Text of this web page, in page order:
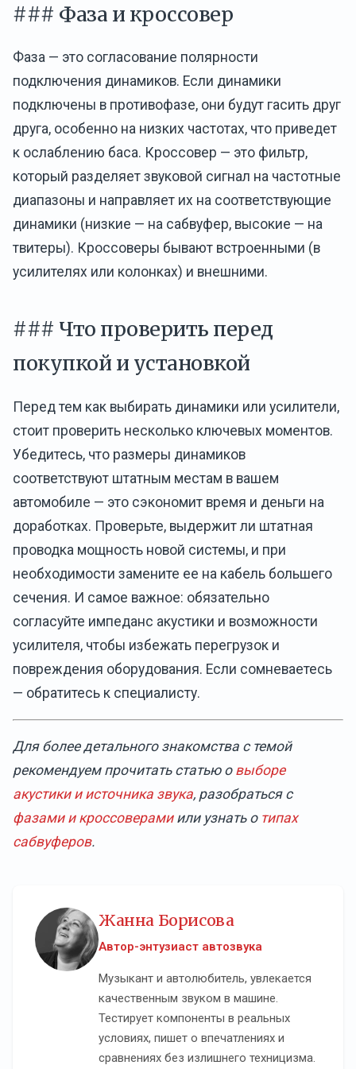
### Фаза и кроссовер
Фаза — это согласование полярности
подключения динамиков. Если динамики
подключены в противофазе, они будут гасить друг
друга, особенно на низких частотах, что приведет
к ослаблению баса. Кроссовер — это фильтр,
который разделяет звуковой сигнал на частотные
диапазоны и направляет их на соответствующие
динамики (низкие — на сабвуфер, высокие — на
твитеры). Кроссоверы бывают встроенными (в
усилителях или колонках) и внешними.
### Что проверить перед
покупкой и установкой
Перед тем как выбирать динамики или усилители,
стоит проверить несколько ключевых моментов.
Убедитесь, что размеры динамиков
соответствуют штатным местам в вашем
автомобиле — это сэкономит время и деньги на
доработках. Проверьте, выдержит ли штатная
проводка мощность новой системы, и при
необходимости замените ее на кабель большего
сечения. И самое важное: обязательно
согласуйте импеданс акустики и возможности
усилителя, чтобы избежать перегрузок и
повреждения оборудования. Если сомневаетесь
— обратитесь к специалисту.
Для более детального знакомства с темой
рекомендуем прочитать статью о выборе
акустики и источника звука, разобраться с
фазами и кроссоверамиили узнать о типах
сабвуферов.
Жанна Борисова
Автор-энтузиаст автозвука
Музыкант и автолюбитель, увлекается
качественным звуком в машине.
Тестирует компоненты в реальных
условиях, пишет о впечатлениях и
сравнениях без излишнего техницизма.